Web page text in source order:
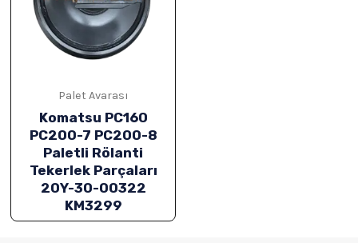
Palet Avarası
Komatsu PC160
PC200-7 PC200-8
Paletli Rölanti
Tekerlek Parçaları
20Y-30-00322
KM3299